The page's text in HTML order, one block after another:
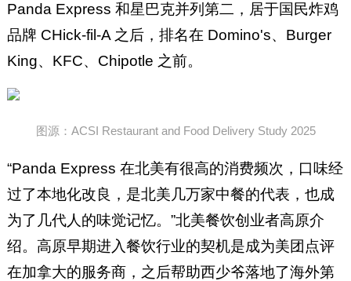
Panda Express 和星巴克并列第二，居于国民炸鸡
品牌 CHick-fil-A 之后，排名在 Domino's、Burger
King、KFC、Chipotle 之前。
图源：ACSI Restaurant and Food Delivery Study 2025
“Panda Express 在北美有很高的消费频次，口味经
过了本地化改良，是北美几万家中餐的代表，也成
为了几代人的味觉记忆。”北美餐饮创业者高原介
绍。高原早期进入餐饮行业的契机是成为美团点评
在加拿大的服务商，之后帮助西少爷落地了海外第